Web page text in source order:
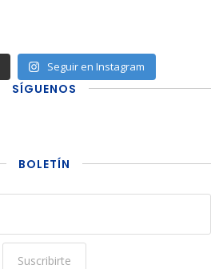
Seguir en Instagram
SÍGUENOS
BOLETÍN